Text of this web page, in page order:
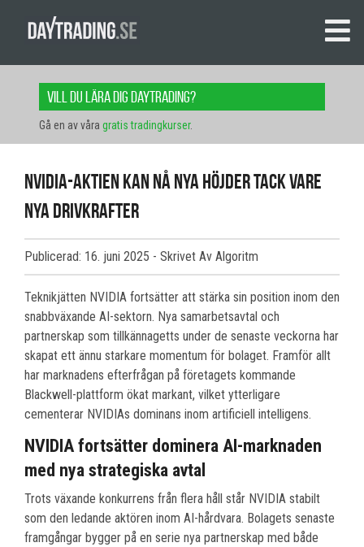
Vill du lära dig daytrading?
Gå en av våra gratis tradingkurser.
NVIDIA-aktien kan nå nya höjder tack vare
nya drivkrafter
Publicerad: 16. juni 2025 - Skrivet Av Algoritm
Teknikjätten NVIDIA fortsätter att stärka sin position inom den
snabbväxande AI-sektorn. Nya samarbetsavtal och
partnerskap som tillkännagetts under de senaste veckorna har
skapat ett ännu starkare momentum för bolaget. Framför allt
har marknadens efterfrågan på företagets kommande
Blackwell-plattform ökat markant, vilket ytterligare
cementerar NVIDIAs dominans inom artificiell intelligens.
NVIDIA fortsätter dominera AI-marknaden
med nya strategiska avtal
Trots växande konkurrens från flera håll står NVIDIA stabilt
som den ledande aktören inom AI-hårdvara. Bolagets senaste
framgångar bygger på en serie nya partnerskap med både